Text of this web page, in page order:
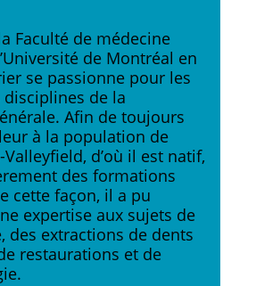
Faculté de médecine
de Montréal en
se passionne pour les
de la
Afin de toujours
à la population de
d’où il est natif,
des formations
cette façon, il a pu
expertise aux sujets de
des extractions de dents
restaurations et de